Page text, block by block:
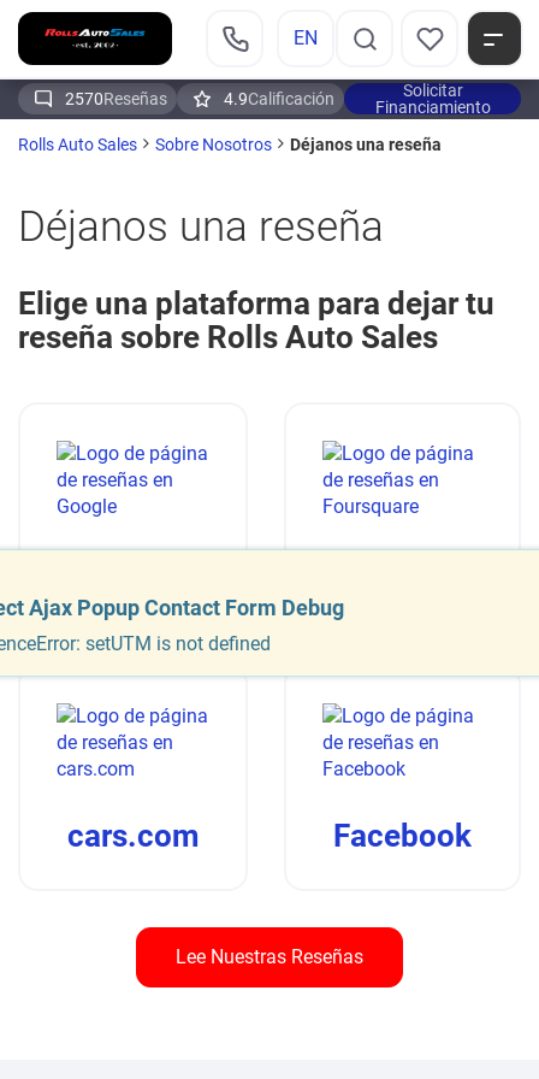
EN
2570Reseñas 4.9Calificación
Solicitar
Financiamiento
Rolls Auto Sales
Sobre Nosotros Déjanos una reseña
Déjanos una reseña
Elige una plataforma para dejar tu
reseña sobre Rolls Auto Sales
cars.com Facebook
Lee Nuestras Reseñas
Ajax Popup Contact Form Debug
setUTM is not defined